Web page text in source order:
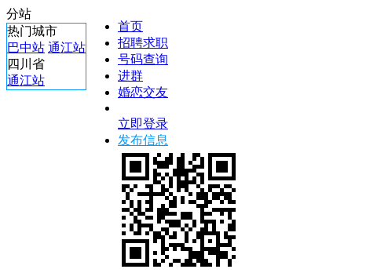
分站
热门城市
巴中站 通江站
四川省
通江站
首页
招聘求职
号码查询
进群
婚恋交友
立即登录
发布信息